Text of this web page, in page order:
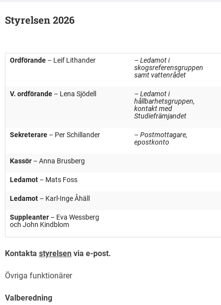
Styrelsen 2026
Ordförande– Leif Lithander
– Ledamot i
skogsreferensgruppen
samt vattenrådet
V. ordförande– Lena Sjödell
– Ledamot i
hållbarhetsgruppen,
kontakt med
Studiefrämjandet
Sekreterare– Per Schillander
– Postmottagare,
epostkonto
Kassör– Anna Brusberg
Ledamot – Mats Foss
Ledamot– Karl-Inge Åhäll
Suppleanter– Eva Wessberg
och John Kindblom
Kontakta styrelsen via e-post.
Övriga funktionärer
Valberedning